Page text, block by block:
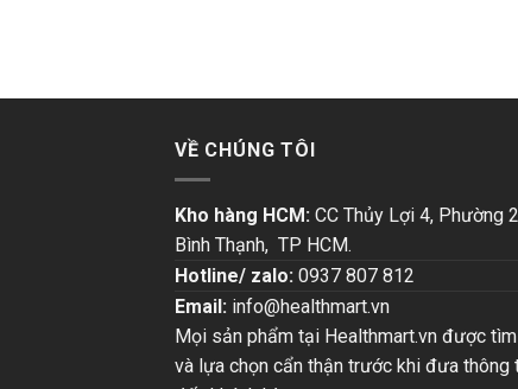
VỀ CHÚNG TÔI
Kho hàng HCM: CC Thủy Lợi 4, Phường
Bình Thạnh, TP HCM.
Hotline/ zalo: 0937 807 812
Email: info@healthmart.vn
Mọi sản phẩm tại Healthmart.vn được
và lựa chọn cẩn thận trước khi đưa thông